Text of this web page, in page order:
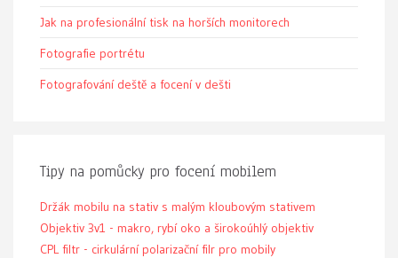
Jak na profesionální tisk na horších monitorech
Fotografie portrétu
Fotografování deště a focení v dešti
Tipy na pomůcky pro focení mobilem
Držák mobilu na stativ s malým kloubovým stativem
Objektiv 3v1 - makro, rybí oko a širokoúhlý objektiv
CPL filtr - cirkulární polarizační filr pro mobily